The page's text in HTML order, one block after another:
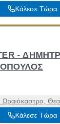
Κάλεσε Τώρα
-
Κάλεσε Τώρα